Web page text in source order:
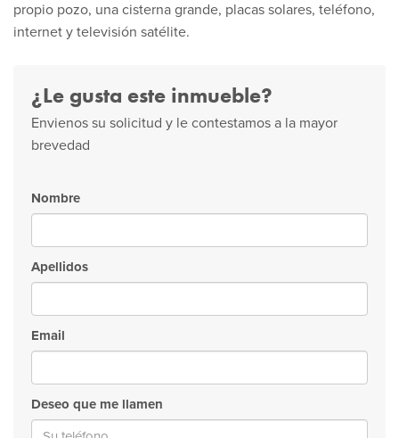
propio pozo, una cisterna grande, placas solares, teléfono,
internet y televisión satélite.
¿Le gusta este inmueble?
Envienos su solicitud y le contestamos a la mayor
brevedad
Nombre
Apellidos
Email
Deseo que me llamen